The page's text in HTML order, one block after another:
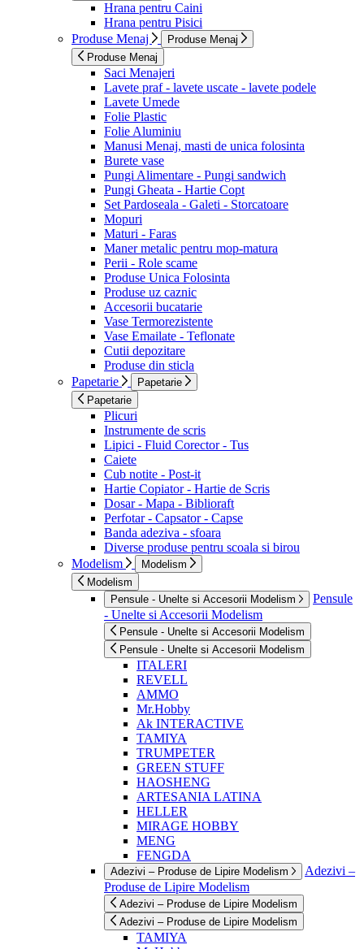
Hrana pentru Caini
Hrana pentru Pisici
Produse Menaj
Produse Menaj
Produse Menaj
Saci Menajeri
Lavete praf - lavete uscate - lavete podele
Lavete Umede
Folie Plastic
Folie Aluminiu
Manusi Menaj, masti de unica folosinta
Burete vase
Pungi Alimentare - Pungi sandwich
Pungi Gheata - Hartie Copt
Set Pardoseala - Galeti - Storcatoare
Mopuri
Maturi - Faras
Maner metalic pentru mop-matura
Perii - Role scame
Produse Unica Folosinta
Produse uz caznic
Accesorii bucatarie
Vase Termorezistente
Vase Emailate - Teflonate
Cutii depozitare
Produse din sticla
Papetarie
Papetarie
Papetarie
Plicuri
Instrumente de scris
Lipici - Fluid Corector - Tus
Caiete
Cub notite - Post-it
Hartie Copiator - Hartie de Scris
Dosar - Mapa - Biblioraft
Perfotar - Capsator - Capse
Banda adeziva - sfoara
Diverse produse pentru scoala si birou
Modelism
Modelism
Modelism
Pensule - Unelte si Accesorii Modelism
Pensule
- Unelte si Accesorii Modelism
Pensule - Unelte si Accesorii Modelism
Pensule - Unelte si Accesorii Modelism
ITALERI
REVELL
AMMO
Mr.Hobby
Ak INTERACTIVE
TAMIYA
TRUMPETER
GREEN STUFF
HAOSHENG
ARTESANIA LATINA
HELLER
MIRAGE HOBBY
MENG
FENGDA
Adezivi – Produse de Lipire Modelism
Adezivi –
Produse de Lipire Modelism
Adezivi – Produse de Lipire Modelism
Adezivi – Produse de Lipire Modelism
TAMIYA